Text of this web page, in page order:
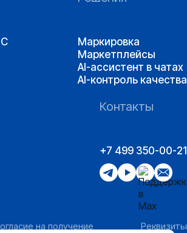
Маркировка
Маркетплейсы
AI-ассистент в чатах
AI-контроль качества
Контакты
+7 499 350-00-21
на получение
Реквизиты